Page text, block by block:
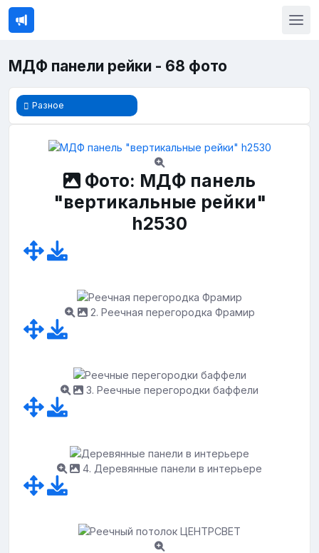
МДФ панели рейки - 68 фото
Разное
Фото: МДФ панель
"вертикальные рейки"
h2530
2. Реечная перегородка Фрамир
3. Реечные перегородки баффели
4. Деревянные панели в интерьере